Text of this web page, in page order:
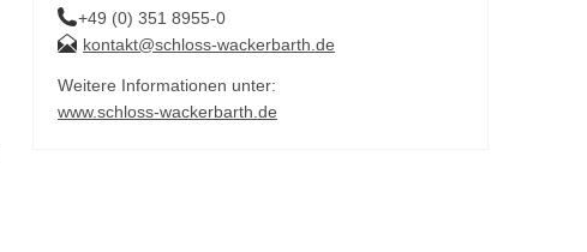
+49 (0) 351 8955-0
kontakt@schloss-wackerbarth.de
Weitere Informationen unter:
www.schloss-wackerbarth.de